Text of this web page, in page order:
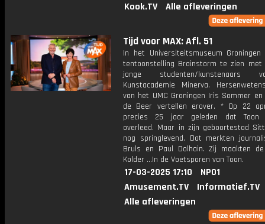
Kook.TV
Alle afleveringen
Tijd voor MAX: Afl. 51
In het Universiteitsmuseum
tentoonstelling Brainstorm te zien met
jonge studenten/kunstenaars
Kunstacademie Minerva.
van het UMC Groningen Iris Sommer en
de Beer vertellen erover. * Op 22
precies 25 jaar geleden dat Toon
overleed. Maar in zijn geboortestad
nog springlevend. Dat merkten
Bruls en Paul Dolhain. Zij maakten
Kolder ...In de Voetsporen van Toon.
17-03-2025 17:10
NPO1
Amusement.TV
Informatief.TV
Alle afleveringen